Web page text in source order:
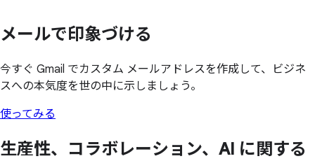
メールで印象づける
今すぐ Gmail でカスタム メールアドレスを作成して、ビジネ
スへの本気度を世の中に示しましょう。
使ってみる
生産性、 コラボレーション、 AI に 関する